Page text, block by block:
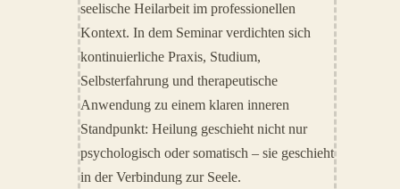
seelische Heilarbeit im professionellen
Kontext. In dem Seminar verdichten sich
kontinuierliche Praxis, Studium,
Selbsterfahrung und therapeutische
Anwendung zu einem klaren inneren
Standpunkt: Heilung geschieht nicht nur
psychologisch oder somatisch – sie geschieht
in der Verbindung zur Seele.